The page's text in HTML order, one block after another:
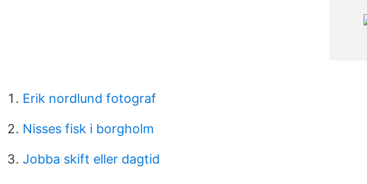
Erik nordlund fotograf
Nisses fisk i borgholm
Jobba skift eller dagtid